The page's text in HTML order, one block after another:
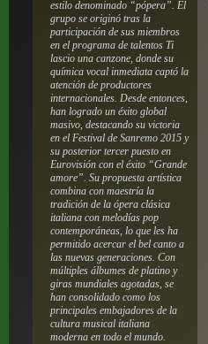
estilo denominado “pópera”. El
grupo se originó tras la
participación de sus miembros
en el programa de talentos Ti
lascio una canzone, donde su
química vocal inmediata captó la
atención de productores
internacionales. Desde entonces,
han logrado un éxito global
masivo, destacando su victoria
en el Festival de Sanremo 2015 y
su posterior tercer puesto en
Eurovisión con el éxito “Grande
amore”. Su propuesta artística
combina con maestría la
tradición de la ópera clásica
italiana con melodías pop
contemporáneas, lo que les ha
permitido acercar el bel canto a
las nuevas generaciones. Con
múltiples álbumes de platino y
giras mundiales agotadas, se
han consolidado como los
principales embajadores de la
cultura musical italiana
moderna en todo el mundo.